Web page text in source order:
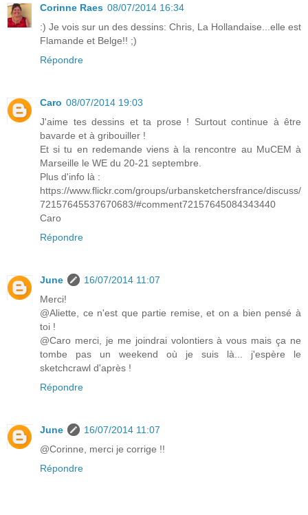
Corinne Raes 08/07/2014 16:34
:) Je vois sur un des dessins: Chris, La Hollandaise...elle est
Flamande et Belge!! ;)
Répondre
Caro 08/07/2014 19:03
J'aime tes dessins et ta prose ! Surtout continue à être
bavarde et à gribouiller !
Et si tu en redemande viens à la rencontre au MuCEM à
Marseille le WE du 20-21 septembre.
Plus d'info là :
https://www.flickr.com/groups/urbansketchersfrance/discuss/
72157645537670683/#comment72157645084343440
Caro
Répondre
June
16/07/2014 11:07
Merci!
@Aliette, ce n'est que partie remise, et on a bien pensé à
toi !
@Caro merci, je me joindrai volontiers à vous mais ça ne
tombe pas un weekend où je suis là... j'espère le
sketchcrawl d'après !
Répondre
June
16/07/2014 11:07
@Corinne, merci je corrige !!
Répondre